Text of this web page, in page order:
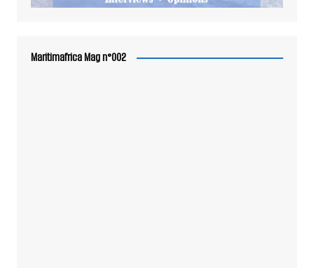
Maritimafrica Mag n°002